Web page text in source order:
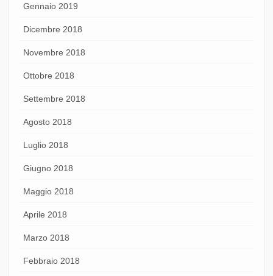
Gennaio 2019
Dicembre 2018
Novembre 2018
Ottobre 2018
Settembre 2018
Agosto 2018
Luglio 2018
Giugno 2018
Maggio 2018
Aprile 2018
Marzo 2018
Febbraio 2018